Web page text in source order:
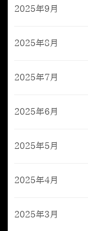
2025年9月
2025年8月
2025年7月
2025年6月
2025年5月
2025年4月
2025年3月